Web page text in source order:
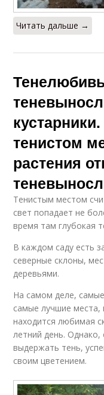
Читать дальше →
тенистом
растения
Тенистым местом
свет попадает не
время там глубокая
В каждом саду есть
северные склоны,
деревьями.
На самом деле,
самые лучшие места,
находится любимая
летний день.
выдержать тень,
своим цветением.